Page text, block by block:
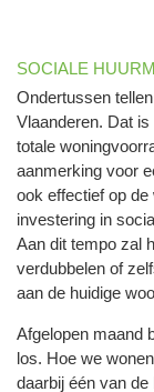
SOCIALE
Ondertussen
Vlaanderen. Dat
totale
aanmerking voor
ook effectief op
investering in
Aan dit tempo zal
verdubbelen of
aan de huidige
Afgelopen maand
los. Hoe we
daarbij één van